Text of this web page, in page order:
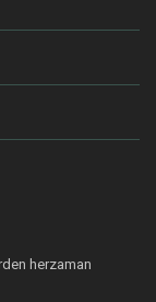
herzaman